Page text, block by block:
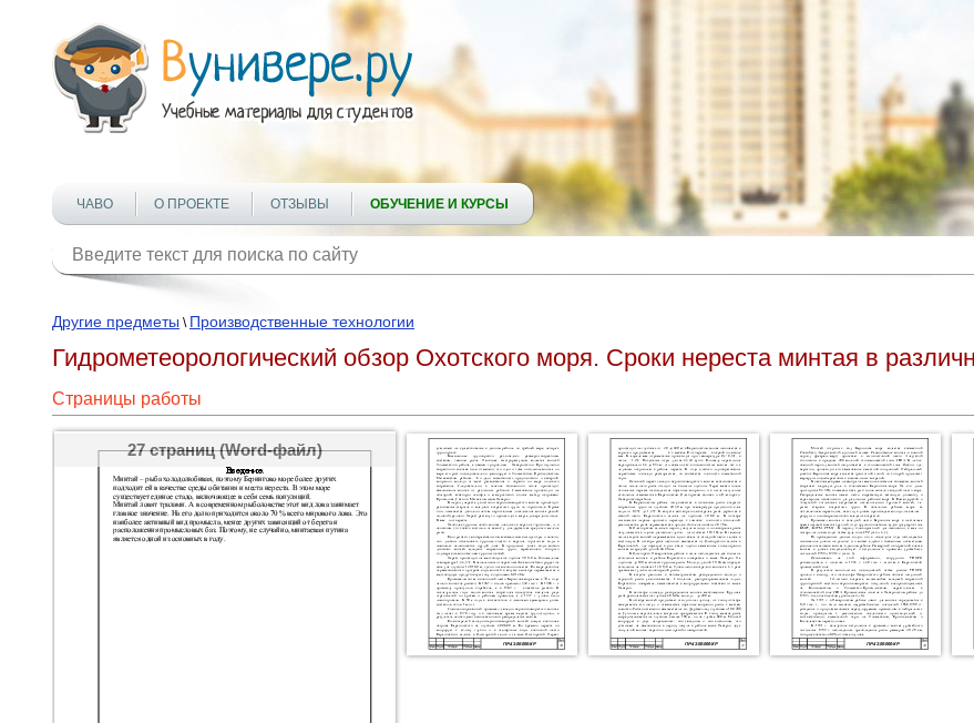
ЧАВО О ПРОЕКТЕ ОТЗЫВЫ ОБУЧЕНИЕ И КУРСЫ
Другие предметы \ Производственные технологии
Гидрометеорологический обзор Охотского моря. Сроки нереста минтая в
Страницы работы
27 страниц (Word-файл)